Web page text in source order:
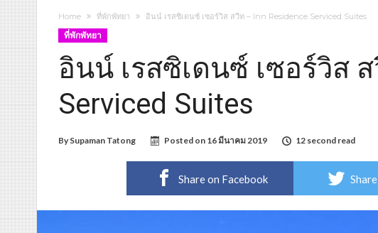
Home ที่พักพัทยา อินน์ เรสซิเดนซ์ เซอร์วิส สวีท – Inn Residence Serviced Suites
ที่พักพัทยา
อินน์ เรสซิเดนซ์ เซอร์วิส
Serviced Suites
By Supaman Tatong Posted on 16 มีนาคม 2019 12 second read
Share on Facebook